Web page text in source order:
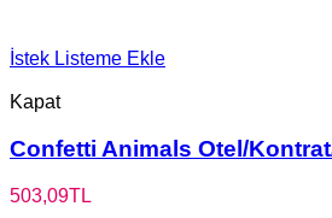
İstek Listeme Ekle
Kapat
Confetti Animals Otel/Kontrat/
503,09TL